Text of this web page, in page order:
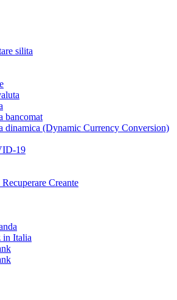
silita
bancomat
dinamica (Dynamic Currency Conversion)
19
Creante
in Italia